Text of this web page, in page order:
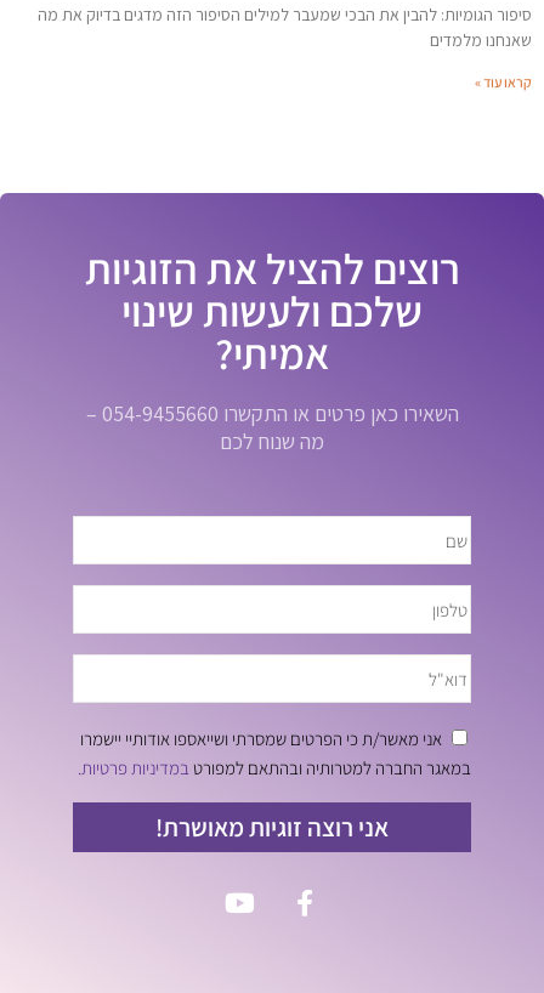
סיפור הגומיות: להבין את הבכי שמעבר למילים הסיפור הזה מדגים בדיוק את מה
שאנחנו מלמדים
קראו עוד »
רוצים להציל את הזוגיות
שלכם ולעשות שינוי
אמיתי?
השאירו כאן פרטים או התקשרו 054-9455660 –
מה שנוח לכם
אני מאשר/ת כי הפרטים שמסרתי ושייאספו אודותיי יישמרו
במאגר החברה למטרותיה ובהתאם למפורט במדיניות פרטיות.
אני רוצה זוגיות מאושרת!